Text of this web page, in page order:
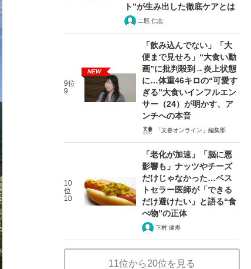
ト”が生み出した徹底ケアとは
二瓶 仁志
9位
9
NEW
「飲み込んでない」「大
便まで見せろ」“大食い動
画”に批判殺到→炎上状態
に…体重46キロの“可愛す
ぎる”大食いインフルエン
サー（24）が明かす、ア
ンチへの本音
「文春オンライン」編集部
10
位
10
「老化が加速」「脳に悪
影響も」ナッツやチーズ
だけじゃなかった…ベス
トセラー医師が「できる
だけ避けたい」と語る“食
べ物”の正体
下村 健寿
11位から20位を見る